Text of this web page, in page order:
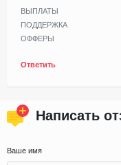
ВЫПЛАТЫ
ПОДДЕРЖКА
ОФФЕРЫ
Ответить
Написать
Ваше имя